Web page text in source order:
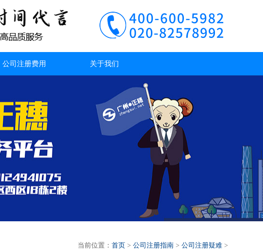
公司注册费用 关于我们
当前位置： 首页 > 公司注册指南 > 公司注册疑难 >